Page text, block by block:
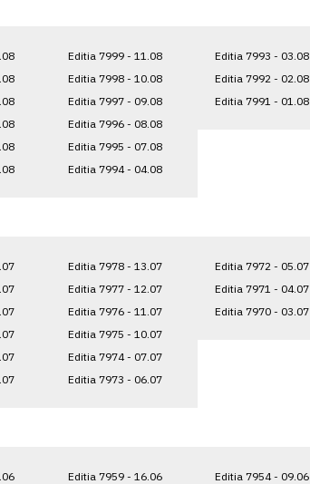
Editia 7999 - 11.08
Editia 7998 - 10.08
Editia 7997 - 09.08
Editia 7996 - 08.08
Editia 7995 - 07.08
Editia 7994 - 04.08
Editia 7993 - 03.08
Editia 7992 - 02.08
Editia 7991 - 01.08
Editia 7978 - 13.07
Editia 7977 - 12.07
Editia 7976 - 11.07
Editia 7975 - 10.07
Editia 7974 - 07.07
Editia 7973 - 06.07
Editia 7972 - 05.07
Editia 7971 - 04.07
Editia 7970 - 03.07
Editia 7959 - 16.06
Editia 7954 - 09.06